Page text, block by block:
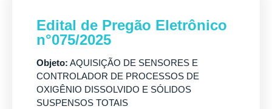
Edital de Pregão Eletrônico
n°075/2025
Objeto: AQUISIÇÃO DE SENSORES E
CONTROLADOR DE PROCESSOS DE
OXIGÊNIO DISSOLVIDO E SÓLIDOS
SUSPENSOS TOTAIS